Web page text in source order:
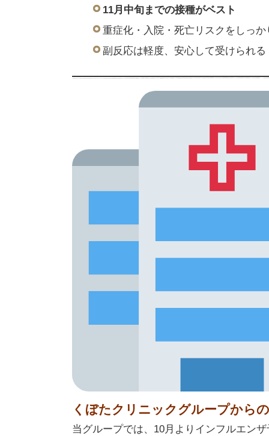
11月中旬までの接種がベスト
重症化・入院・死亡リスクをしっ
副反応は軽度、安心して受けられる
くぼたクリニックグループから
当グループでは、10月よりインフルエン